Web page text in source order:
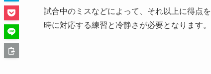
試合中のミスなどによって、それ以上に得点
時に対応する練習と冷静さが必要となります。